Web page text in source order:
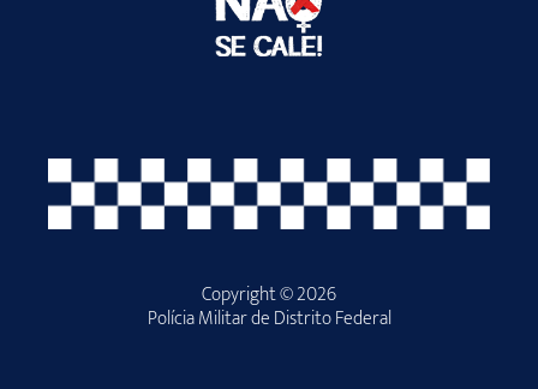
Copyright © 2026
Polícia Militar de Distrito Federal